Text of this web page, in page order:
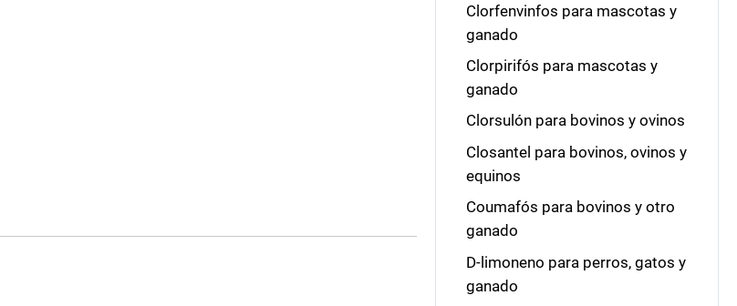
Clorfenvinfos para mascotas y
ganado
Clorpirifós para mascotas y
ganado
Clorsulón para bovinos y ovinos
Closantel para bovinos, ovinos y
equinos
Coumafós para bovinos y otro
ganado
D-limoneno para perros, gatos y
ganado